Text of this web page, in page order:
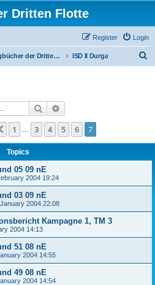
Dritten Flotte
Login
Register
Logbücher der Dritten Flotte / Schiffe a.D. ISD II Durga
Search
of
Previous
1 3 4 5 6 7
Topics
05 09 nE
2004 19:24
03 09 nE
2004 22:08
Kampagne 1, TM 3
2004 14:13
51 08 nE
2004 14:55
49 08 nE
2004 14:54